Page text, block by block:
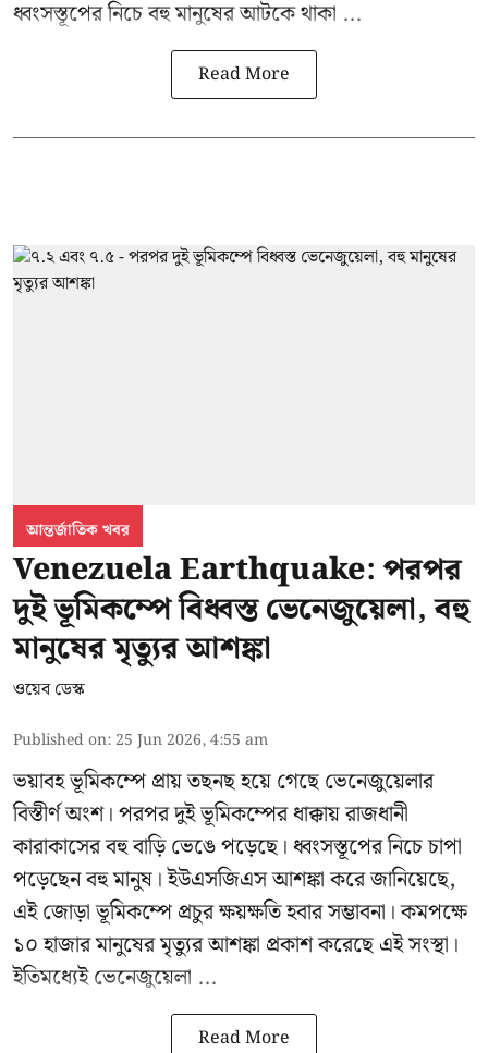
ধ্বংসস্তূপের নিচে বহু মানুষের আটকে থাকা ...
Read More
আন্তর্জাতিক খবর
Venezuela Earthquake: পরপর
দুই ভূমিকম্পে বিধ্বস্ত ভেনেজুয়েলা, বহু
মানুষের মৃত্যুর আশঙ্কা
ওয়েব ডেস্ক
Published on: 25 Jun 2026, 4:55 am
ভয়াবহ ভূমিকম্পে প্রায় তছনছ হয়ে গেছেভেনেজুয়েলার
বিস্তীর্ণ অংশ। পরপর দুই ভূমিকম্পের ধাক্কায় রাজধানী
কারাকাসের বহু বাড়ি ভেঙে পড়েছে। ধ্বংসস্তূপের নিচে চাপা
পড়েছেন বহু মানুষ। ইউএসজিএস আশঙ্কা করে জানিয়েছে,
এই জোড়া ভূমিকম্পে প্রচুর ক্ষয়ক্ষতি হবার সম্ভাবনা। কমপক্ষে
১০ হাজার মানুষের মৃত্যুর আশঙ্কা প্রকাশ করেছে এই সংস্থা।
ইতিমধ্যেই ভেনেজুয়েলা ...
Read More